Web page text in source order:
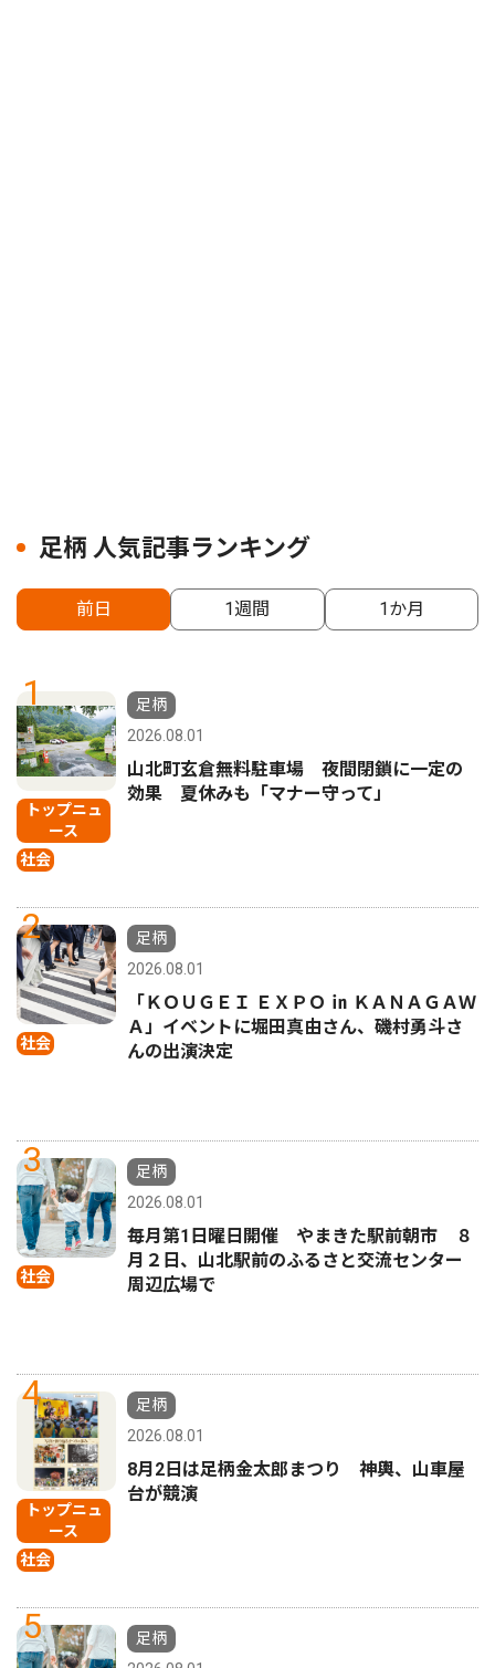
足柄 人気記事ランキング
前日 1週間 1か月
1
トップニュ
ース
社会
足柄
2026.08.01
山北町玄倉無料駐車場 夜間閉鎖に一定の
効果 夏休みも「マナー守って」
2
社会
足柄
2026.08.01
「ＫＯＵＧＥＩ ＥＸＰＯ ㏌ ＫＡＮＡＧＡＷ
Ａ」イベントに堀田真由さん、磯村勇斗さ
んの出演決定
3
社会
足柄
2026.08.01
毎月第1日曜日開催 やまきた駅前朝市 ８
月２日、山北駅前のふるさと交流センター
周辺広場で
4
トップニュ
ース
社会
足柄
2026.08.01
8月2日は足柄金太郎まつり 神輿、山車屋
台が競演
5
足柄